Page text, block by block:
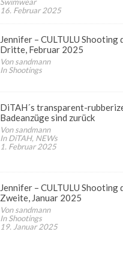
Swimwear
16. Februar 2025
Jennifer – CULTULU Shooting
Dritte, Februar 2025
Von sandmann
In Shootings
DiTAH´s transparent-
Badeanzüge sind zurück
Von sandmann
In DiTAH, NEWs
1. Februar 2025
Jennifer – CULTULU Shooting
Zweite, Januar 2025
Von sandmann
In Shootings
19. Januar 2025